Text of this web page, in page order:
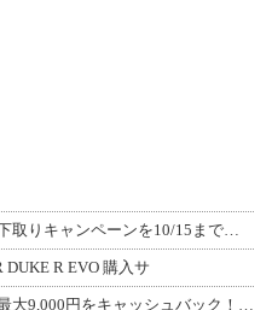
新型「RESO」インカム発売記念！ 下取りキャンペーンを10/15まで延長して開
DUKE R EVO 購入サ
B+COM 最新モデル購入・下取りで最大9,000円をキャッシュバック！「B+F